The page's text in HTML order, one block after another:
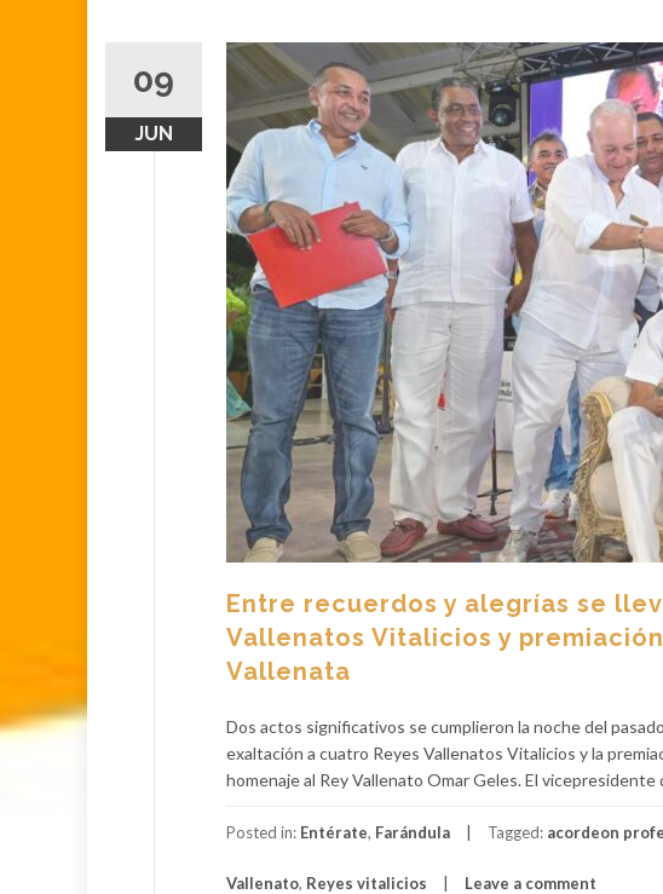
09
JUN
Entre recuerdos y alegrías se
Vallenatos Vitalicios y
Vallenata
Dos actos significativos se cumplieron la noche del
exaltación a cuatro Reyes Vallenatos Vitalicios y la
homenaje al Rey Vallenato Omar Geles. El vicepresidente
Posted in: Entérate, Farándula Tagged: acordeon
Vallenato, Reyes vitalicios Leave a comment